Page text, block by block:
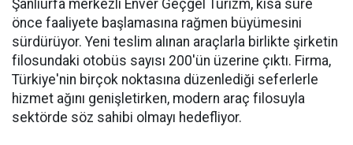
Şanlıurfa merkezli Enver Geçgel Turizm, kısa süre
önce faaliyete başlamasına rağmen büyümesini
sürdürüyor. Yeni teslim alınan araçlarla birlikte şirketin
filosundaki otobüs sayısı 200'ün üzerine çıktı. Firma,
Türkiye'nin birçok noktasına düzenlediği seferlerle
hizmet ağını genişletirken, modern araç filosuyla
sektörde söz sahibi olmayı hedefliyor.